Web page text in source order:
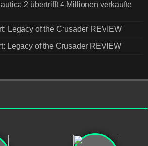
2 übertrifft 4 Millionen verkaufte
Legacy of the Crusader REVIEW
Legacy of the Crusader REVIEW